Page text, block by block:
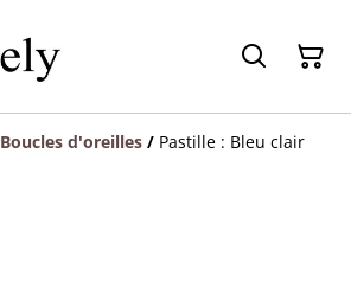
Boucles d'oreilles / Pastille : Bleu clair